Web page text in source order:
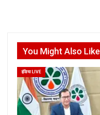
You Might Also Like
इंडिया LIVE